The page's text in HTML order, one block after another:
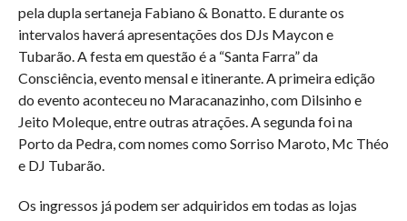
pela dupla sertaneja Fabiano & Bonatto. E durante os
intervalos haverá apresentações dos DJs Maycon e
Tubarão. A festa em questão é a “Santa Farra” da
Consciência, evento mensal e itinerante. A primeira edição
do evento aconteceu no Maracanazinho, com Dilsinho e
Jeito Moleque, entre outras atrações. A segunda foi na
Porto da Pedra, com nomes como Sorriso Maroto, Mc Théo
e DJ Tubarão.
Os ingressos já podem ser adquiridos em todas as lojas